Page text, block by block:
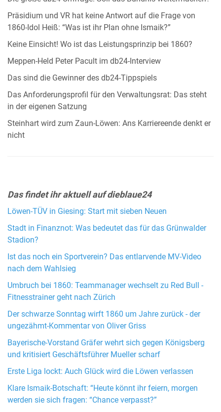
Präsidium und VR hat keine Antwort auf die Frage von
1860-Idol Heiß: “Was ist ihr Plan ohne Ismaik?”
Keine Einsicht! Wo ist das Leistungsprinzip bei 1860?
Meppen-Held Peter Pacult im db24-Interview
Das sind die Gewinner des db24-Tippspiels
Das Anforderungsprofil für den Verwaltungsrat: Das steht
in der eigenen Satzung
Steinhart wird zum Zaun-Löwen: Ans Karriereende denkt er
nicht
Das findet ihr aktuell auf dieblaue24
Löwen-TÜV in Giesing: Start mit sieben Neuen
Stadt in Finanznot: Was bedeutet das für das Grünwalder
Stadion?
Ist das noch ein Sportverein? Das entlarvende MV-Video
nach dem Wahlsieg
Umbruch bei 1860: Teammanager wechselt zu Red Bull -
Fitnesstrainer geht nach Zürich
Der schwarze Sonntag wirft 1860 um Jahre zurück - der
ungezähmt-Kommentar von Oliver Griss
Bayerische-Vorstand Gräfer wehrt sich gegen Königsberg
und kritisiert Geschäftsführer Mueller scharf
Erste Liga lockt: Auch Glück wird die Löwen verlassen
Klare Ismaik-Botschaft: “Heute könnt ihr feiern, morgen
werden sie sich fragen: “Chance verpasst?”